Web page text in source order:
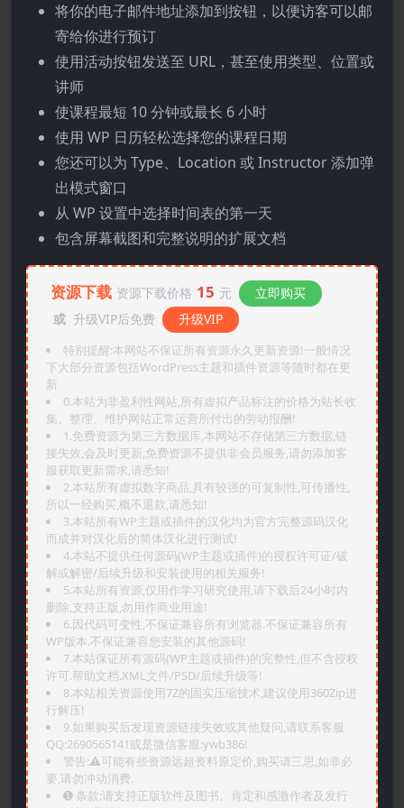
将你的电子邮件地址添加到按钮，以便访客可以邮
寄给你进行预订
使用活动按钮发送至 URL，甚至使用类型、位置或
讲师
使课程最短 10 分钟或最长 6 小时
使用 WP 日历轻松选择您的课程日期
您还可以为 Type、Location 或 Instructor 添加弹
出模式窗口
从 WP 设置中选择时间表的第一天
包含屏幕截图和完整说明的扩展文档
资源下载 资源下载价格 15 元
立即购买
或 升级VIP后免费 升级VIP
特别提醒:本网站不保证所有资源永久更新资源!一般情况
下大部分资源包括WordPress主题和插件资源等随时都在更
新
0.本站为非盈利性网站,所有虚拟产品标注的价格为站长收
集、整理、维护网站正常运营所付出的劳动报酬!
1.免费资源为第三方数据库,本网站不存储第三方数据,链
接失效,会及时更新,免费资源不提供非会员服务,请勿添加客
服获取更新需求,请悉知!
2.本站所有虚拟数字商品,具有较强的可复制性,可传播性,
所以一经购买,概不退款,请悉知!
3.本站所有WP主题或插件的汉化均为官方完整源码汉化
而成并对汉化后的简体汉化进行测试!
4.本站不提供任何源码(WP主题或插件)的授权许可证/破
解或解密/后续升级和安装使用的相关服务!
5.本站所有资源,仅用作学习研究使用,请下载后24小时内
删除,支持正版,勿用作商业用途!
6.因代码可变性,不保证兼容所有浏览器.不保证兼容所有
WP版本.不保证兼容您安装的其他源码!
7.本站保证所有源码(WP主题或插件)的完整性,但不含授权
许可.帮助文档.XML文件/PSD/后续升级等!
8.本站相关资源使用7Z的固实压缩技术,建议使用360Zip进
行解压!
9.如果购买后发现资源链接失效或其他疑问,请联系客服
QQ:2690565141或是微信客服:ywb386!
警告:⚠️可能有些资源远超资料原定价,购买请三思,如非必
要,请勿冲动消费.
➊️ 条款:请支持正版软件及图书。肯定和感激作者及发行